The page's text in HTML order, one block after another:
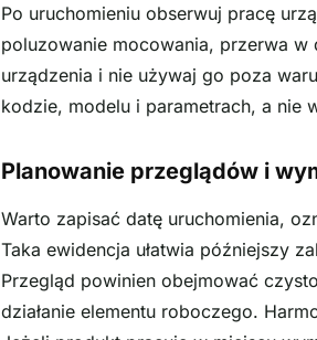
Po uruchomieniu obserwuj pracę
poluzowanie mocowania, przerwa w
urządzenia i nie używaj go poza
kodzie, modelu i parametrach, a nie
Planowanie przeglądów i
Warto zapisać datę uruchomienia,
Taka ewidencja ułatwia późniejszy
Przegląd powinien obejmować
działanie elementu roboczego.